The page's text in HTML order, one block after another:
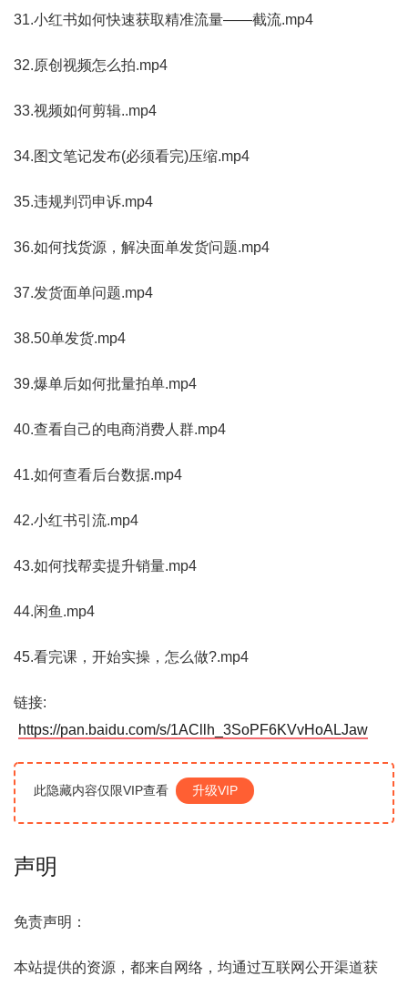
31.小红书如何快速获取精准流量——截流.mp4
32.原创视频怎么拍.mp4
33.视频如何剪辑..mp4
34.图文笔记发布(必须看完)压缩.mp4
35.违规判罚申诉.mp4
36.如何找货源，解决面单发货问题.mp4
37.发货面单问题.mp4
38.50单发货.mp4
39.爆单后如何批量拍单.mp4
40.查看自己的电商消费人群.mp4
41.如何查看后台数据.mp4
42.小红书引流.mp4
43.如何找帮卖提升销量.mp4
44.闲鱼.mp4
45.看完课，开始实操，怎么做?.mp4
链接:
https://pan.baidu.com/s/1ACllh_3SoPF6KVvHoALJaw
此隐藏内容仅限VIP查看 升级VIP
声明
免责声明：
本站提供的资源，都来自网络，均通过互联网公开渠道获